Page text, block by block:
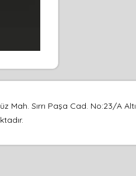
Sırrı Paşa Cad. No:23/A